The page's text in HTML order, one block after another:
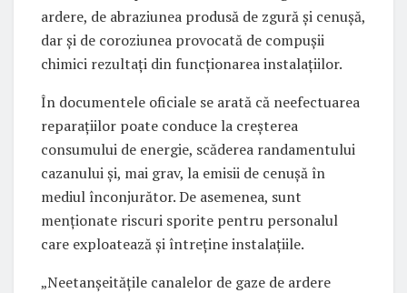
ardere, de abraziunea produsă de zgură și cenușă,
dar și de coroziunea provocată de compușii
chimici rezultați din funcționarea instalațiilor.
În documentele oficiale se arată că neefectuarea
reparațiilor poate conduce la creșterea
consumului de energie, scăderea randamentului
cazanului și, mai grav, la emisii de cenușă în
mediul înconjurător. De asemenea, sunt
menționate riscuri sporite pentru personalul
care exploatează și întreține instalațiile.
„Neetanșeitățile canalelor de gaze de ardere